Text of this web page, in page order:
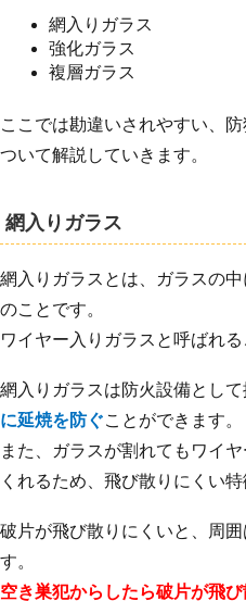
網入りガラス
強化ガラス
複層ガラス
ここでは勘違いされやすい、
ついて解説していきます。
網入りガラス
網入りガラスとは、ガラスの
のことです。
ワイヤー入りガラスと呼ばれる
網入りガラスは防火設備として
に延焼を防ぐことができます。
また、ガラスが割れてもワイ
くれるため、飛び散りにくい特
破片が飛び散りにくいと、周
す。
空き巣犯からしたら破片が飛